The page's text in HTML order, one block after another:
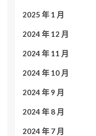
2025 年 1 月
2024 年 12 月
2024 年 11 月
2024 年 10 月
2024 年 9 月
2024 年 8 月
2024 年 7 月